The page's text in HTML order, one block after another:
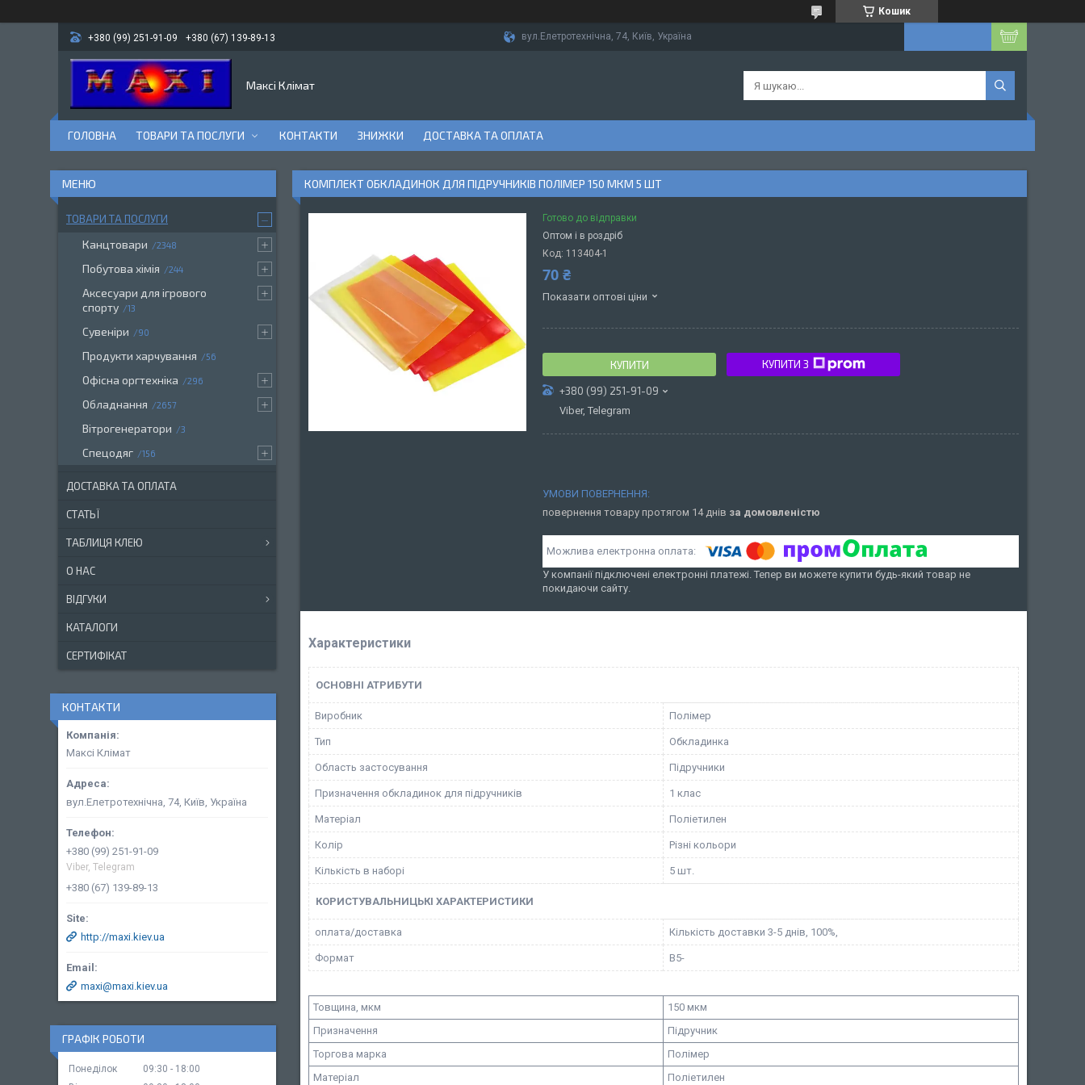
Кошик
+380 (99) 251-91-09 +380 (67) 139-89-13 вул.Елетротехнічна, 74, Київ, Україна
Максі Клімат
ГОЛОВНА ТОВАРИ ТА ПОСЛУГИ КОНТАКТИ ЗНИЖКИ ДОСТАВКА ТА ОПЛАТА
КОМПЛЕКТ ОБКЛАДИНОК ДЛЯ ПІДРУЧНИКІВ ПОЛІМЕР 150 МКМ 5 ШТ
Готово до відправки
Оптом і в роздріб
Код: 113404-1
70 ₴
Показати оптові ціни
КУПИТИ КУПИТИ З
+380 (99) 251-91-09
Viber, Telegram
повернення товару протягом 14 днів за домовленістю
У компанії підключені електронні платежі. Тепер ви можете купити будь-який товар не
покидаючи сайту.
Характеристики
ОСНОВНІ АТРИБУТИ
Виробник Полімер
Тип Обкладинка
Область застосування Підручники
Призначення обкладинок для підручників 1 клас
Матеріал Поліетилен
Колір Різні кольори
Кількість в наборі 5 шт.
КОРИСТУВАЛЬНИЦЬКІ ХАРАКТЕРИСТИКИ
оплата/доставка Кількість доставки 3-5 днів, 100%,
Формат В5-
Товщина, мкм
150 мкм
Призначення
Підручник
Торгова марка
Полімер
Матеріал
Поліетилен
ТОВАРИ ТА ПОСЛУГИ
Канцтовари 2348
Побутова хімія 244
Аксесуари для ігрового
спорту
13
Сувеніри 90
Продукти харчування 56
Офісна оргтехніка 296
Обладнання 2657
Вітрогенератори 3
Спецодяг 156
ДОСТАВКА ТА ОПЛАТА
СТАТЬЇ
ТАБЛИЦЯ КЛЕЮ
О НАС
ВІДГУКИ
КАТАЛОГИ
СЕРТИФІКАТ
КОНТАКТИ
Максі Клімат
вул.Елетротехнічна, 74, Київ, Україна
+380 (99) 251-91-09
Viber, Telegram
+380 (67) 139-89-13
http://maxi.kiev.ua
maxi@maxi.kiev.ua
ГРАФІК РОБОТИ
Понеділок 09:30
18:00